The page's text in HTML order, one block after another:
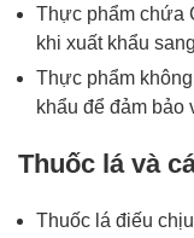
Thực phẩm chứa
khi xuất khẩu
Thực phẩm
khẩu để đảm bảo
Thuốc lá và
Thuốc lá điếu